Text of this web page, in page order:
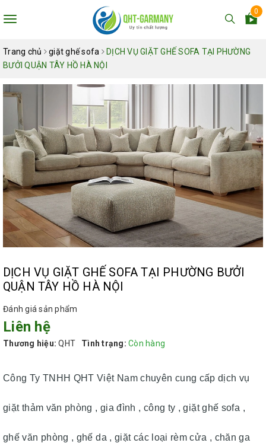
Toggle
0
Trang chủ giặt ghế sofa
DỊCH VỤ GIẶT GHẾ SOFA TẠI PHƯỜNG
BƯỞI QUẬN TÂY HỒ HÀ NỘI
DỊCH VỤ GIẶT GHẾ SOFA TẠI PHƯỜNG BƯỞI
QUẬN TÂY HỒ HÀ NỘI
Đánh giá sản phẩm
Liên hệ
Thương hiệu: QHT Tình trạng: Còn hàng
Công Ty TNHH QHT Việt Nam chuyên cung cấp dịch vụ
giặt thảm văn phòng , gia đình , công ty , giặt ghế sofa ,
ghế văn phòng , ghế da , giặt các loại rèm cửa , chăn ga